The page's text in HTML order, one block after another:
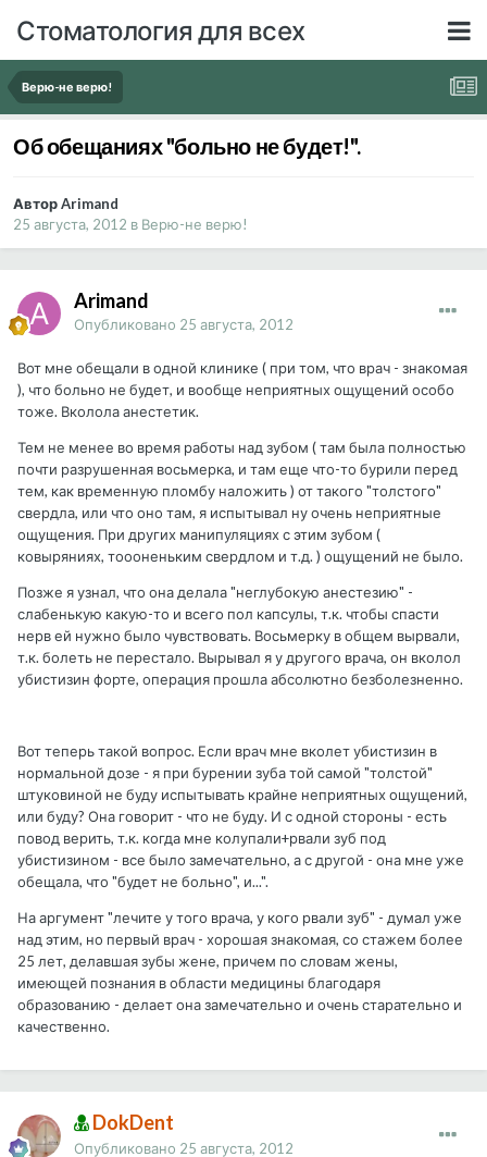
Стоматология для всех
Верю-не верю!
Об обещаниях "больно не будет!".
Автор Arimand
25 августа, 2012 в Верю-не верю!
Arimand
Опубликовано 25 августа, 2012
Вот мне обещали в одной клинике ( при том, что врач - знакомая
), что больно не будет, и вообще неприятных ощущений особо
тоже. Вколола анестетик.
Тем не менее во время работы над зубом ( там была полностью
почти разрушенная восьмерка, и там еще что-то бурили перед
тем, как временную пломбу наложить ) от такого "толстого"
свердла, или что оно там, я испытывал ну очень неприятные
ощущения. При других манипуляциях с этим зубом (
ковыряниях, тоооненьким свердлом и т.д. ) ощущений не было.
Позже я узнал, что она делала "неглубокую анестезию" -
слабенькую какую-то и всего пол капсулы, т.к. чтобы спасти
нерв ей нужно было чувствовать. Восьмерку в общем вырвали,
т.к. болеть не перестало. Вырывал я у другого врача, он вколол
убистизин форте, операция прошла абсолютно безболезненно.
Вот теперь такой вопрос. Если врач мне вколет убистизин в
нормальной дозе - я при бурении зуба той самой "толстой"
штуковиной не буду испытывать крайне неприятных ощущений,
или буду? Она говорит - что не буду. И с одной стороны - есть
повод верить, т.к. когда мне колупали+рвали зуб под
убистизином - все было замечательно, а с другой - она мне уже
обещала, что "будет не больно", и...".
На аргумент "лечите у того врача, у кого рвали зуб" - думал уже
над этим, но первый врач - хорошая знакомая, со стажем более
25 лет, делавшая зубы жене, причем по словам жены,
имеющей познания в области медицины благодаря
образованию - делает она замечательно и очень старательно и
качественно.
DokDent
Опубликовано 25 августа, 2012